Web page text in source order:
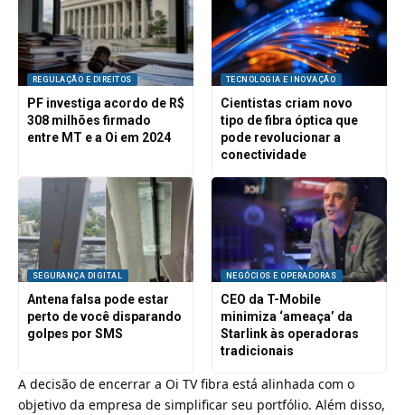
REGULAÇÃO E DIREITOS
PF investiga acordo de R$
308 milhões firmado
entre MT e a Oi em 2024
TECNOLOGIA E INOVAÇÃO
Cientistas criam novo
tipo de fibra óptica que
pode revolucionar a
conectividade
SEGURANÇA DIGITAL
Antena falsa pode estar
perto de você disparando
golpes por SMS
NEGÓCIOS E OPERADORAS
CEO da T-Mobile
minimiza ‘ameaça’ da
Starlink às operadoras
tradicionais
A decisão de encerrar a Oi TV fibra está alinhada com o
objetivo da empresa de simplificar seu portfólio. Além disso,